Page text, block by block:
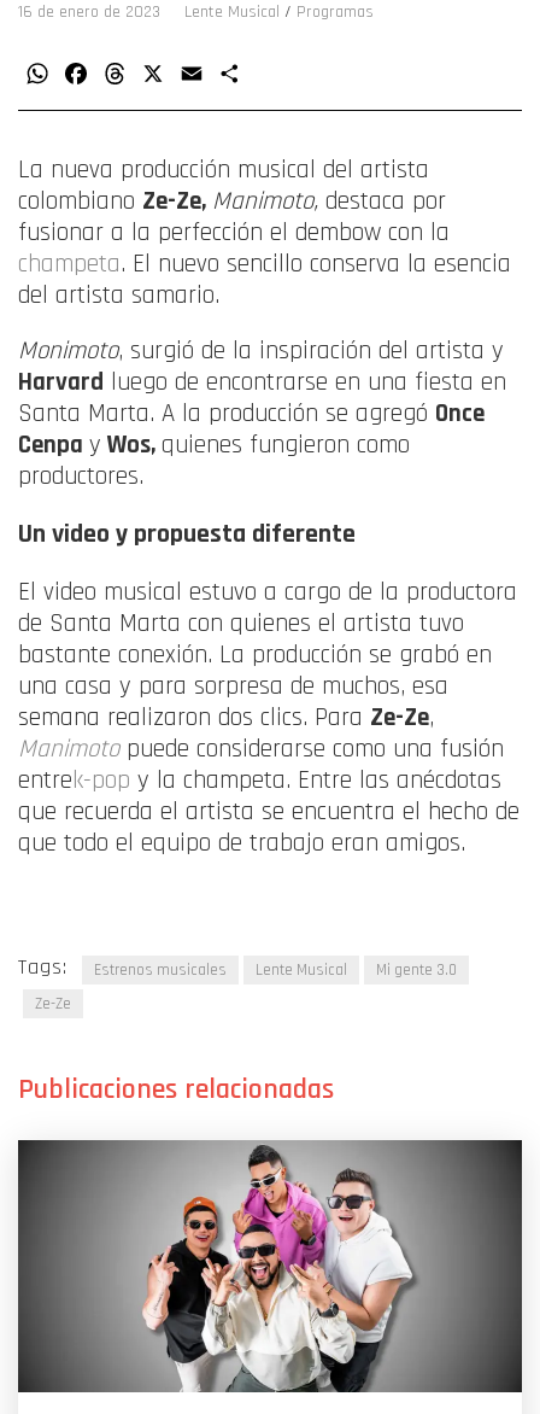
16 de enero de 2023 Lente Musical / Programas
WhatsAppFacebookThreads Email
La nueva producción musical del artista
colombiano Ze-Ze, Manimoto, destaca por
fusionar a la perfección el dembow con la
champeta. El nuevo sencillo conserva la esencia
del artista samario.
Monimoto, surgió de la inspiración del artista y
Harvard luego de encontrarse en una fiesta en
Santa Marta. A la producción se agregó Once
Cenpa y Wos, quienes fungieron como
productores.
Un video y propuesta diferente
El video musical estuvo a cargo de la productora
de Santa Marta con quienes el artista tuvo
bastante conexión. La producción se grabó en
una casa y para sorpresa de muchos, esa
semana realizaron dos clics. Para Ze-Ze,
Manimotopuede considerarse como una fusión
entrek-pop y la champeta. Entre las anécdotas
que recuerda el artista se encuentra el hecho de
que todo el equipo de trabajo eran amigos.
Tags: Estrenos musicales Lente Musical
Mi gente 3.0
Ze-Ze